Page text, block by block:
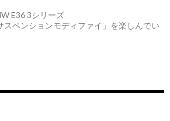
E36 3シリーズ
スペンションモディファイ」を楽しんでい